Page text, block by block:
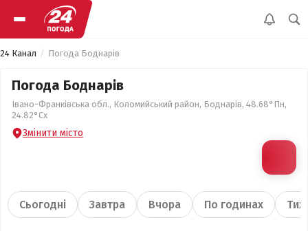
24 Канал Погода Боднарів
Погода Боднарів
Івано-Франківська обл., Коломийський район, Боднарів, 48.68°Пн,
24.82°Сх
Змінити місто
Сьогодні Завтра Вчора По годинах